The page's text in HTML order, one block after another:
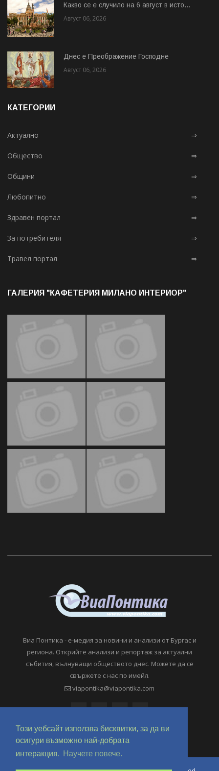
Този уебсайт използва бисквитки, за да ви
осигури възможно най-добрата
интеракция.
Научете повече.
Какво се е случило на 6 август в исто...
Август 06, 2026
Днес е Преображение Господне
Август 06, 2026
КАТЕГОРИИ
Актуално ⇒
Общество ⇒
Общини ⇒
Любопитно ⇒
Здравен портал ⇒
За потребителя ⇒
Травел портал ⇒
ГАЛЕРИЯ "КАФЕТЕРИЯ МИЛАНО ИНТЕРИОР"
Виа Понтика - е-медия за новини и анализи от Бургас и
региона. Открийте анализи и репортаж за актуални
събития, вълнуващи обществото днес. Можете да се
свържете с нас по имейл.
viapontika@viapontika.com